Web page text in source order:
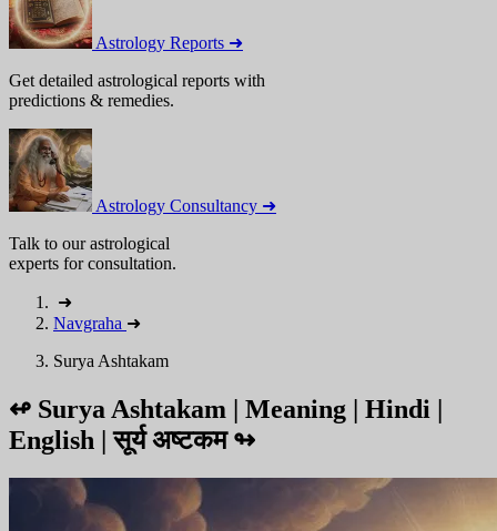
Astrology Reports ➜
Get detailed astrological reports with
predictions & remedies.
Astrology Consultancy ➜
Talk to our astrological
experts for consultation.
➜
Navgraha ➜
Surya Ashtakam
↫ Surya Ashtakam | Meaning | Hindi |
English | सूर्य अष्टकम↬